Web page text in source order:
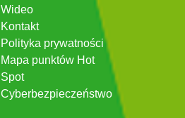
Wideo
Kontakt
Polityka prywatności
Mapa punktów Hot
Spot
Cyberbezpieczeństwo